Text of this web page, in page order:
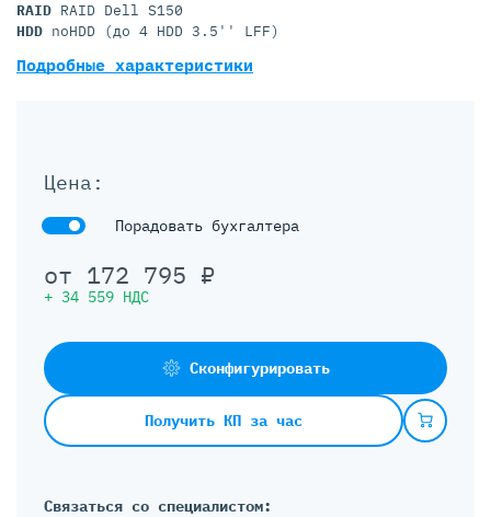
Цена:
Порадовать бухгалтера
от 172 795 ₽
+ 34 559 НДС
Сконфигурировать
Получить КП за час
Связаться со специалистом:
RAID RAID Dell S150
HDD noHDD (до 4 HDD 3.5'' LFF)
Подробные характеристики